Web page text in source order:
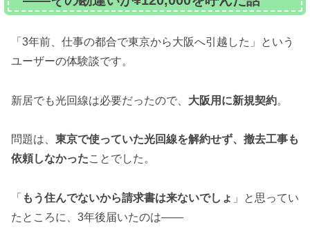
「3年前、仕事の都合で東京から大阪へ引越した」という
ユーザーの体験談です。
新居でも光回線は必要だったので、 大阪用に新規契約。
問題は、 東京で使っていた光回線を解約せず、撤去工事も
依頼しなかったことでした。
「 もう住んでないから請求書は来ないでしょ 」と思ってい
たところに、3年後届いたのは——